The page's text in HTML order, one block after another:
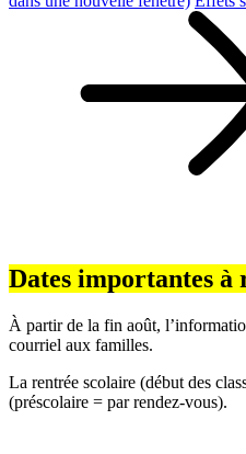
Dates importantes à
À partir de la fin août,
courriel aux familles.
La rentrée scolaire (début des
(préscolaire = par rendez-vous).